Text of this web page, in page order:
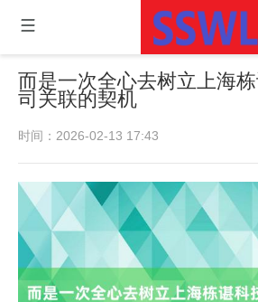
而是一次全心去树立上海
司关联的契机
时间：2026-02-13 17:43